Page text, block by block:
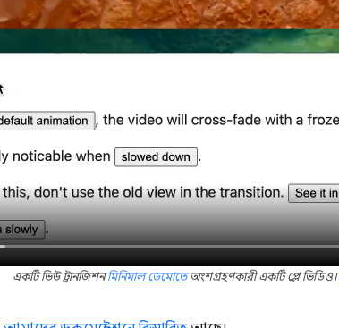
একটি ভিউ ট্রানজিশনমিনিমাল ডেমোতেঅংশগ্রহণকারী একটি প্লে ভিডিও।